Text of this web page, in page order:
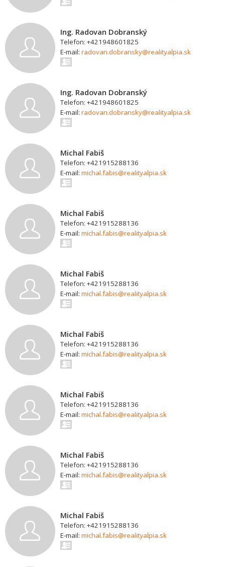
Ing. Radovan Dobranský
Telefon: +421948601825
E-mail: radovan.dobransky@realityalpia.sk
Ing. Radovan Dobranský
Telefon: +421948601825
E-mail: radovan.dobransky@realityalpia.sk
Michal Fabiš
Telefon: +421915288136
E-mail: michal.fabis@realityalpia.sk
Michal Fabiš
Telefon: +421915288136
E-mail: michal.fabis@realityalpia.sk
Michal Fabiš
Telefon: +421915288136
E-mail: michal.fabis@realityalpia.sk
Michal Fabiš
Telefon: +421915288136
E-mail: michal.fabis@realityalpia.sk
Michal Fabiš
Telefon: +421915288136
E-mail: michal.fabis@realityalpia.sk
Michal Fabiš
Telefon: +421915288136
E-mail: michal.fabis@realityalpia.sk
Michal Fabiš
Telefon: +421915288136
E-mail: michal.fabis@realityalpia.sk